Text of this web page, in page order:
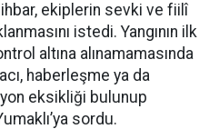
ekiplerin sevki ve fiilî
istedi. Yangının ilk
altına alınamamasında
haberleşme ya da
eksikliği bulunup
sordu.